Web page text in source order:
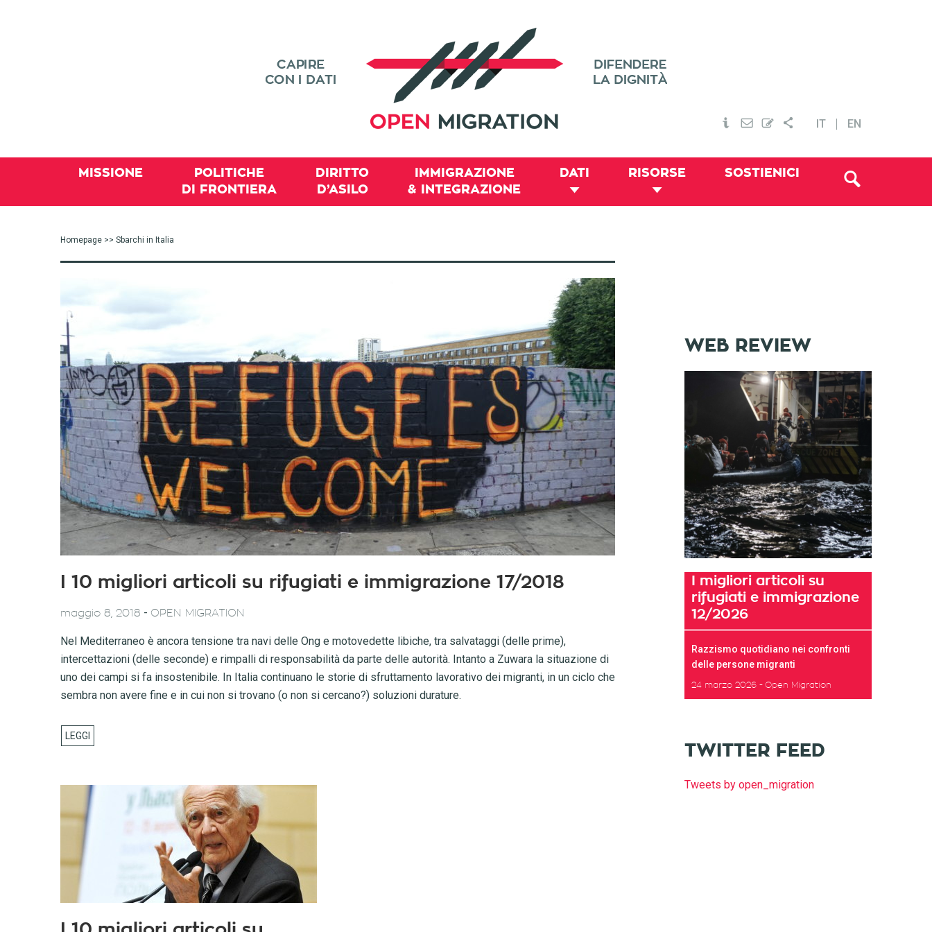
IT EN
MISSIONE
POLITICHE
DI FRONTIERA
DIRITTO
D’ASILO
IMMIGRAZIONE
& INTEGRAZIONE
DATI RISORSE SOSTIENICI
Homepage >> Sbarchi in Italia
I 10 migliori articoli su rifugiati e immigrazione 17/2018
maggio 8, 2018 - OPEN MIGRATION
Nel Mediterraneo è ancora tensione tra navi delle Ong e motovedette libiche, tra salvataggi (delle prime),
intercettazioni (delle seconde) e rimpalli di responsabilità da parte delle autorità. Intanto a Zuwara la situazione di
uno dei campi si fa insostenibile. In Italia continuano le storie di sfruttamento lavorativo dei migranti, in un ciclo che
sembra non avere fine e in cui non si trovano (o non si cercano?) soluzioni durature.
WEB REVIEW
I migliori articoli su
rifugiati e immigrazione
12/2026
Razzismo quotidiano nei confronti
delle persone migranti
24 marzo 2026 Open Migration
TWITTER FEED
Tweets by open_migration